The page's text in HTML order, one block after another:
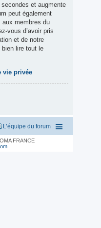
secondes et augmente
peut également
aux membres du
vous d’avoir pris
et de notre
lire tout le
vie privée
L’équipe du forum
FRANCE